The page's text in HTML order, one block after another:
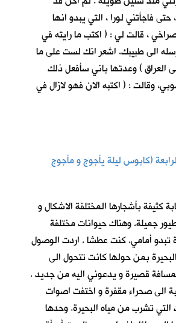
فاجأتني لورا ، التي يبدو انها
، قالت لي : ( اكتب ما رايته في
الى طبيبك. اشعر انك لست على ما
العراق ) وعدتها باني سأفعل ذلك
وقالت : ( اكتبه الان فهو لازال في
(كابوس ليلة يأجوج و مأجوج
كثيفة بأشجارها المختلفة الاشكال و
جميلة. وهناك حيوانات مختلفة
أمامي. كنت عطشا . اردت الوصول
بمن حولها كانت تتحول الى
قصيرة و يدعوني اليه من جديد .
الى صحراء مقفرة و اختفت اصوات
التي تشرب من مياه البحيرة. وحدها